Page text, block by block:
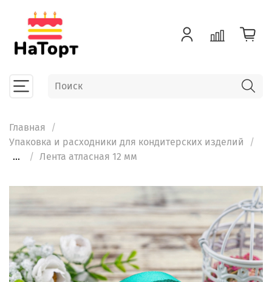
Главная
Упаковка и расходники для кондитерских изделий
...
Лента атласная 12 мм